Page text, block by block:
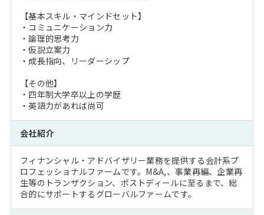
【基本スキル・マインドセット】
・コミュニケーション力
・論理的思考力
・仮説立案力
・成長指向、リーダーシップ
【その他】
・四年制大学卒以上の学歴
・英語力があれば尚可
会社紹介
フィナンシャル・アドバイザリー業務を提供する会計系プ
ロフェッショナルファームです。M&A,、事業再編、企業再
生等のトランザクション、ポストディールに至るまで、総
合的にサポートするグローバルファームです。